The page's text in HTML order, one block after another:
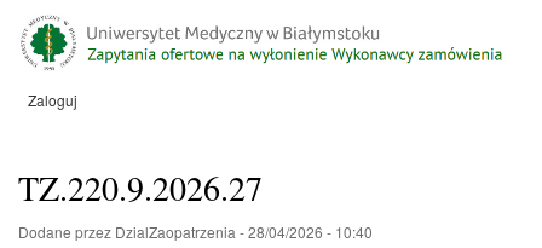
do
treści
Menu
Zaloguj
TZ.220.9.2026.27
Dodane przez DzialZaopatrzenia -28/04/2026 - 10:40